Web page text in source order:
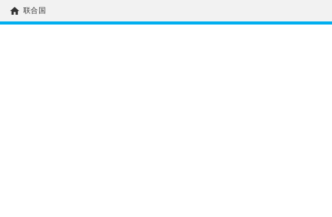
home 联合国